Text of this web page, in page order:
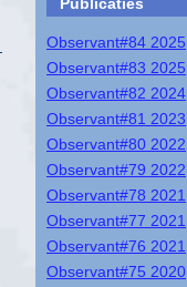
Observant#84 2025
Observant#83 2025
Observant#82 2024
Observant#81 2023
Observant#80 2022
Observant#79 2022
Observant#78 2021
Observant#77 2021
Observant#76 2021
Observant#75 2020